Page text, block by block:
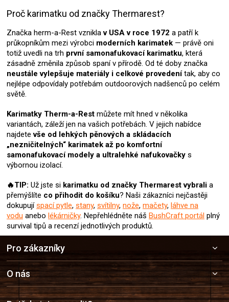
Proč karimatku od značky Thermarest?
Značka herm-a-Rest vzniklav USA v roce 1972 a patří k
průkopníkům mezi výrobci moderních karimatek — právě oni
totiž uvedli na trh první samonafukovací karimatku, která
zásadně změnila způsob spaní v přírodě. Od té doby značka
neustále vylepšuje materiály i celkové provedenítak, aby co
nejlépe odpovídaly potřebám outdoorových nadšenců po celém
světě.
Karimatky Therm-a-Rest můžete mít hned v několika
variantách, záleží jen na vašich potřebách. V jejich nabídce
najdete vše od lehkých pěnových a skládacích
„nezničitelných“ karimatek až po komfortní
samonafukovací modely a ultralehké nafukovačky s
výbornou izolací.
🔥TIP: Už jste si karimatku od značky Thermarestvybrali a
přemýšlíte co přihodit do košíku? Naši zákazníci nejčastěji
dokupujíspací pytle, stany, svítilny, nože, mačety, láhve na
vodu anebo lékárničky. Nepřehlédněte náš BushCraft portál plný
survival tipů a recenzí jednotlivých produktů.
a
t
í
Pro zákazníky
O nás